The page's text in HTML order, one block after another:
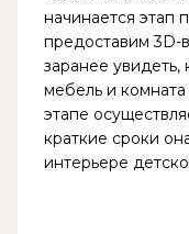
начинается этап
предоставим 3D-
заранее увидеть,
мебель и
этапе
краткие сроки
интерьере